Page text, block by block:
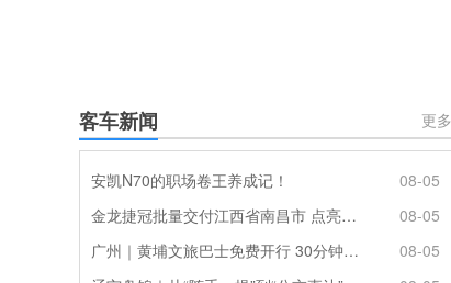
客车新闻 更多
安凯N70的职场卷王养成记！
08-05
金龙捷冠批量交付江西省南昌市 点亮城乡便民定制出行
08-05
广州｜黄埔文旅巴士免费开行 30分钟一班解锁山海文博一日游
08-05